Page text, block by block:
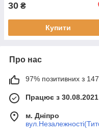
30 ₴
Купити
Про нас
97% позитивних з 147
Працює з 30.08.2021
м. Дніпро